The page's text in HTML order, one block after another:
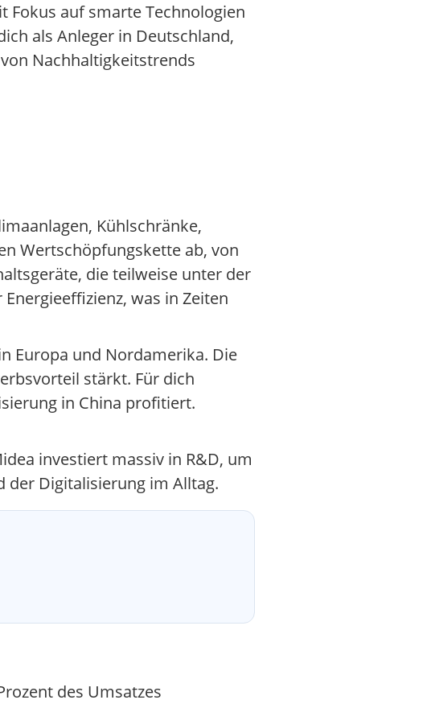
Fokus auf smarte Technologien
als Anleger in Deutschland,
Nachhaltigkeitstrends
Kühlschränke,
Wertschöpfungskette ab, von
die teilweise unter der
was in Zeiten
Europa und Nordamerika. Die
stärkt. Für dich
in China profitiert.
investiert massiv in R&D, um
der Digitalisierung im Alltag.
des Umsatzes